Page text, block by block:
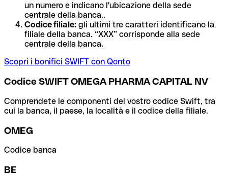
un numero e indicano l'ubicazione della sede
centrale della banca..
Codice filiale: gli ultimi tre caratteri identificano la
filiale della banca. “XXX” corrisponde alla sede
centrale della banca.
Scopri i bonifici SWIFT con Qonto
Codice SWIFT OMEGA PHARMA CAPITAL NV
Comprendete le componenti del vostro codice Swift, tra
cui la banca, il paese, la località e il codice della filiale.
OMEG
Codice banca
BE